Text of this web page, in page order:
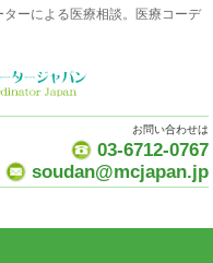
ーによる医療相談。医療コーデ
お問い合わせは
03-6712-0767
soudan@mcjapan.jp